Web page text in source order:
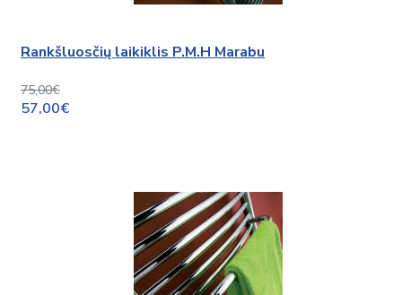
Rankšluosčių laikiklis P.M.H Marabu
75,00€
57,00€